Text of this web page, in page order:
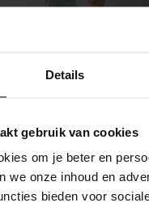
Details
gebruik van cookies
om je beter en
we onze inhoud en
bieden voor